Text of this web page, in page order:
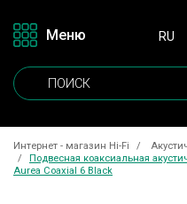
Меню RU
Интернет - магазин Hi-Fi
Подвесная коаксиальная
Aurea Coaxial 6 Black